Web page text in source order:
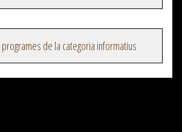
de la categoria informatius